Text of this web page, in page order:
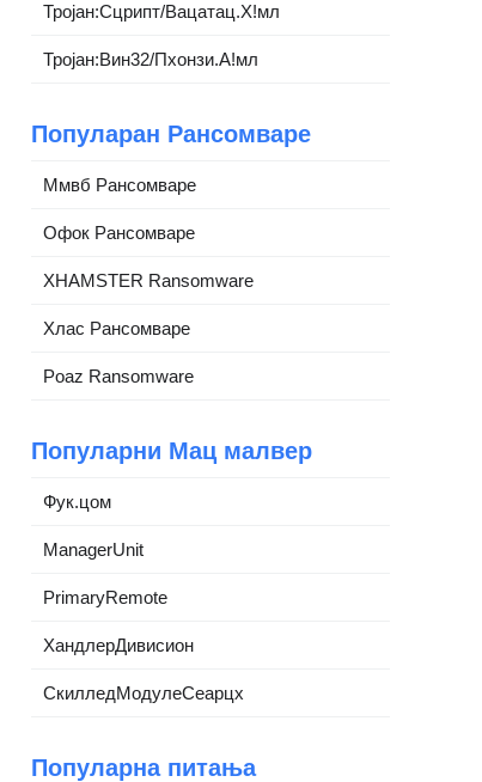
Тројан:Сцрипт/Вацатац.Х!мл
Тројан:Вин32/Пхонзи.А!мл
Популаран Рансомваре
Ммвб Рансомваре
Офок Рансомваре
XHAMSTER Ransomware
Хлас Рансомваре
Poaz Ransomware
Популарни Мац малвер
Фук.цом
ManagerUnit
PrimaryRemote
ХандлерДивисион
СкилледМодулеСеарцх
Популарна питања